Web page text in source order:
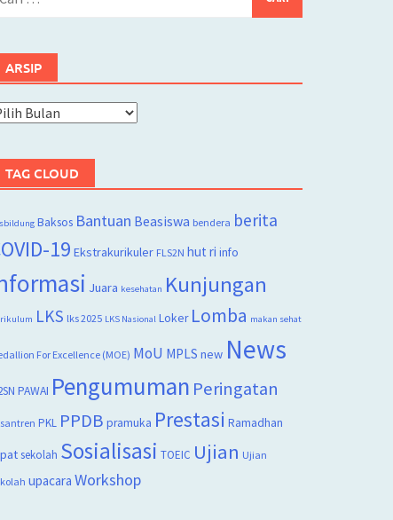
ARSIP
TAG CLOUD
Baksos Bantuan Beasiswa bendera berita
19 Ekstrakurikuler FLS2N hut ri info
Juara kesehatan Kunjungan
LKS lks 2025 LKS Nasional Loker Lomba makan sehat
For Excellence (MOE) MoU MPLS new News
PAWAI Pengumuman Peringatan
PKL PPDB pramuka Prestasi Ramadhan
sekolah Sosialisasi TOEIC Ujian Ujian
upacara Workshop